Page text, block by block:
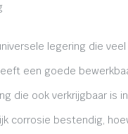
legering die
een goede
die ook verkrijgbaar is
corrosie bestendig,